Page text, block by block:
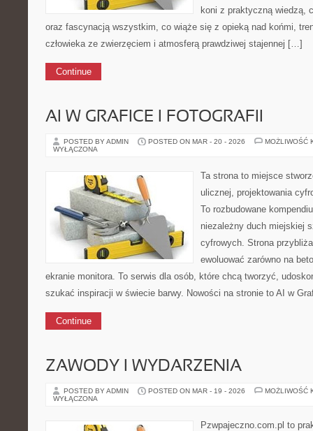
koni z praktyczną wiedzą,
oraz fascynacją wszystkim, co wiąże się z opieką nad końmi,
człowieka ze zwierzęciem i atmosferą prawdziwej stajennej […]
Continue
AI W GRAFICE I FOTOGRAFII
POSTED BY ADMIN POSTED ON MAR - 20 - 2026
MOŻLIWOŚĆ
WYŁĄCZONA
Ta strona to miejsce
ulicznej, projektowania
To rozbudowane
niezależny duch miejskiej
cyfrowych. Strona
ewoluować zarówno na
ekranie monitora. To serwis dla osób, które chcą tworzyć,
szukać inspiracji w świecie barwy. Nowości na stronie to AI w
Continue
ZAWODY I WYDARZENIA
POSTED BY ADMIN POSTED ON MAR - 19 - 2026
MOŻLIWOŚĆ
WYŁĄCZONA
Pzwpajeczno.com.pl to